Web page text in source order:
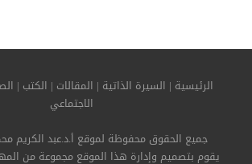
الرئيسية | السيرة الذاتية | المقالات | الكتب |
الاجتماعي
جميع الحقوق محفوظة لموقع أ.د.عبد الكريم
يقوم بتصميم وإدارة هذا الموقع مجموعة من